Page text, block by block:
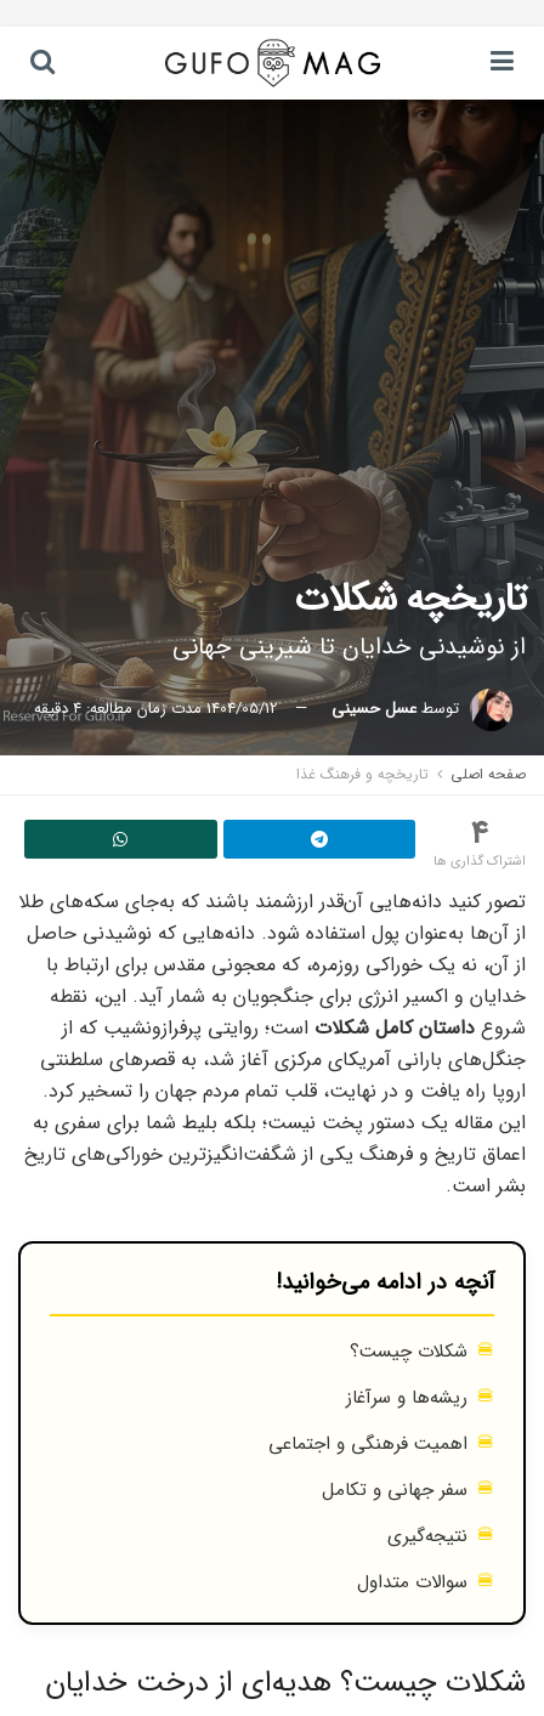
تاریخچه شکلات
از نوشیدنی خدایان تا شیرینی جهانی
توسطعسل حسینی 1404/05/12مدت زمان مطالعه: 4 دقیقه
صفحه اصلی تاریخچه و فرهنگ غذا
4
اشتراک گذاری ها
تصور کنید دانه‌هایی آن‌قدر ارزشمند باشند که به‌جای سکه‌های طلا
از آن‌ها به‌عنوان پول استفاده شود. دانه‌هایی که نوشیدنی حاصل
از آن، نه یک خوراکی روزمره، که معجونی مقدس برای ارتباط با
خدایان و اکسیر انرژی برای جنگجویان به شمار آید. این، نقطه
شروع داستان کامل شکلات است؛ روایتی پرفرازونشیب که از
جنگل‌های بارانی آمریکای مرکزی آغاز شد، به قصرهای سلطنتی
اروپا راه یافت و در نهایت، قلب تمام مردم جهان را تسخیر کرد.
این مقاله یک دستور پخت نیست؛ بلکه بلیط شما برای سفری به
اعماق تاریخ و فرهنگ یکی از شگفت‌انگیزترین خوراکی‌های تاریخ
بشر است.
آنچه در ادامه می‌خوانید!
شکلات چیست؟
ریشه‌ها و سرآغاز
اهمیت فرهنگی و اجتماعی
سفر جهانی و تکامل
نتیجه‌گیری
سوالات متداول
شکلات چیست؟ هدیه‌ای از درخت خدایان